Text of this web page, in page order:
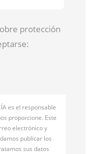
protección
es el responsable
proporcione. Este
electrónico y
publicar los
sus datos